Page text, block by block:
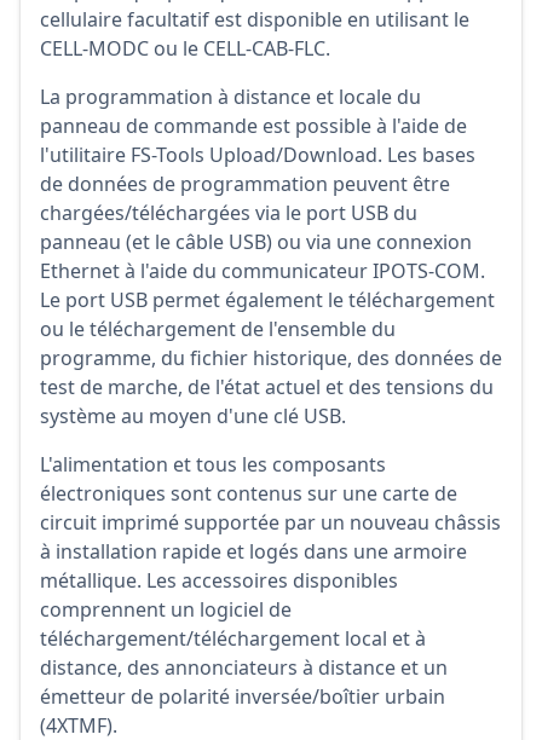
cellulaire facultatif est disponible en utilisant le
CELL-MODC ou le CELL-CAB-FLC.
La programmation à distance et locale du
panneau de commande est possible à l'aide de
l'utilitaire FS-Tools Upload/Download. Les bases
de données de programmation peuvent être
chargées/téléchargées via le port USB du
panneau (et le câble USB) ou via une connexion
Ethernet à l'aide du communicateur IPOTS-COM.
Le port USB permet également le téléchargement
ou le téléchargement de l'ensemble du
programme, du fichier historique, des données de
test de marche, de l'état actuel et des tensions du
système au moyen d'une clé USB.
L'alimentation et tous les composants
électroniques sont contenus sur une carte de
circuit imprimé supportée par un nouveau châssis
à installation rapide et logés dans une armoire
métallique. Les accessoires disponibles
comprennent un logiciel de
téléchargement/téléchargement local et à
distance, des annonciateurs à distance et un
émetteur de polarité inversée/boîtier urbain
(4XTMF).